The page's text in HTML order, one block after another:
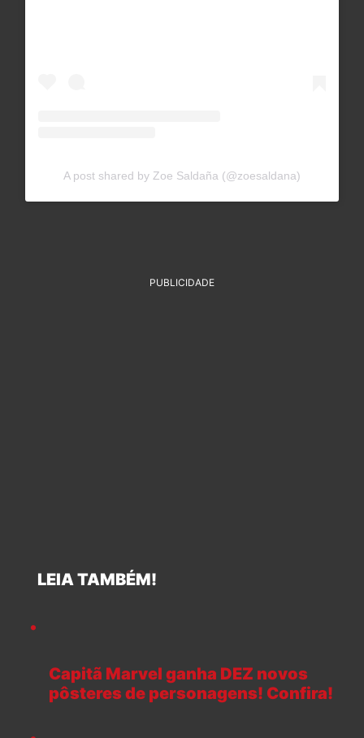
A post shared by Zoe Saldaña (@zoesaldana)
PUBLICIDADE
LEIA TAMBÉM!
Capitã Marvel ganha DEZ novos
pôsteres de personagens! Confira!